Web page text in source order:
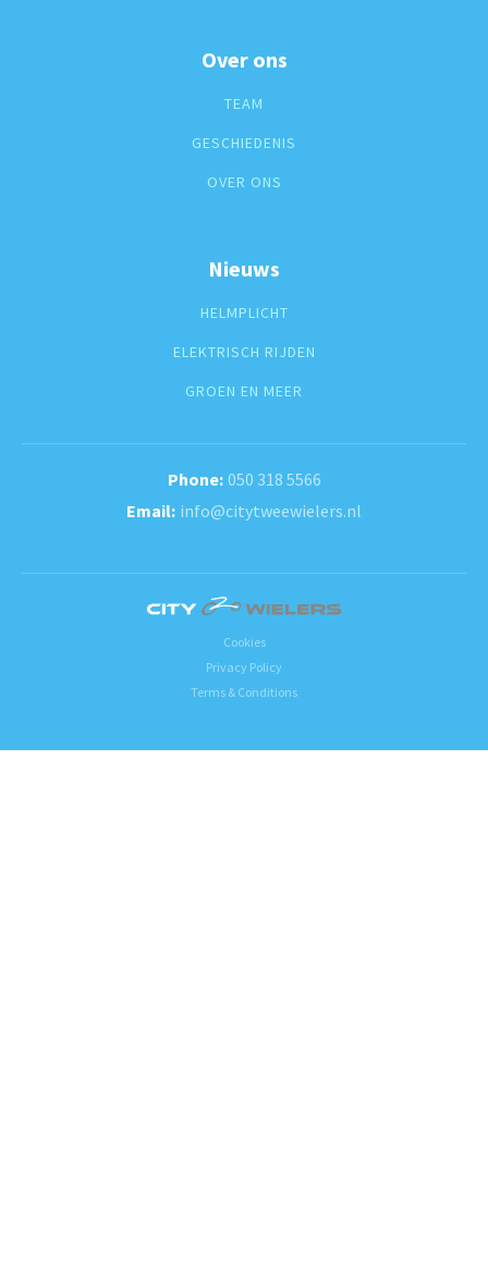
Over ons
TEAM
GESCHIEDENIS
OVER ONS
Nieuws
HELMPLICHT
ELEKTRISCH RIJDEN
GROEN EN MEER
050 318 5566
info@citytweewielers.nl
Cookies
Privacy Policy
Terms & Conditions